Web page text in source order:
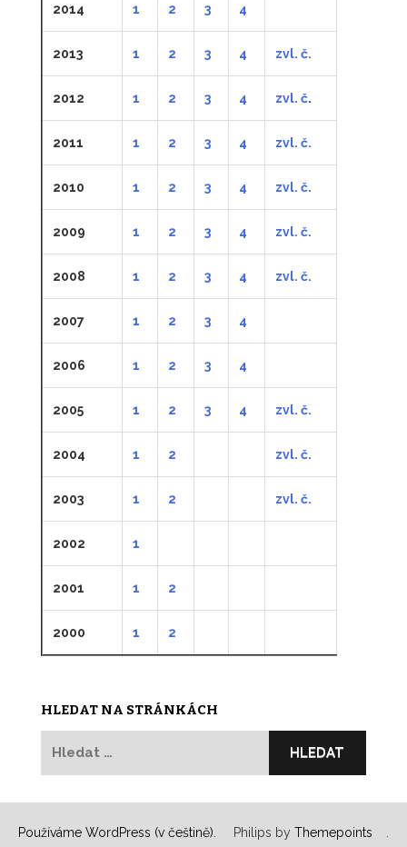
2014 1 2 3 4
2013 1 2 3 4 zvl. č.
2012 1 2 3 4 zvl. č.
2011 1 2 3 4 zvl. č.
2010 1 2 3 4 zvl. č.
2009 1 2 3 4 zvl. č.
2008 1 2 3 4 zvl. č.
2007 1 2 3 4
2006 1 2 3 4
2005 1 2 3 4 zvl. č.
2004 1 2 zvl. č.
2003 1 2 zvl. č.
2002 1
2001 1 2
2000 1 2
HLEDAT NA STRÁNKÁCH
Používáme WordPress (v češtině). Philips by Themepoints